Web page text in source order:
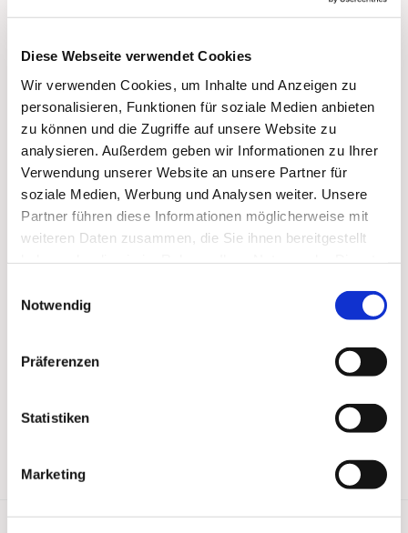
Diese Webseite verwendet Cookies
Wir verwenden Cookies, um Inhalte und Anzeigen zu
personalisieren, Funktionen für soziale Medien anbieten
zu können und die Zugriffe auf unsere Website zu
analysieren. Außerdem geben wir Informationen zu Ihrer
Verwendung unserer Website an unsere Partner für
soziale Medien, Werbung und Analysen weiter. Unsere
Partner führen diese Informationen möglicherweise mit
weiteren Daten zusammen, die Sie ihnen bereitgestellt
Notwendig
Präferenzen
Statistiken
Marketing